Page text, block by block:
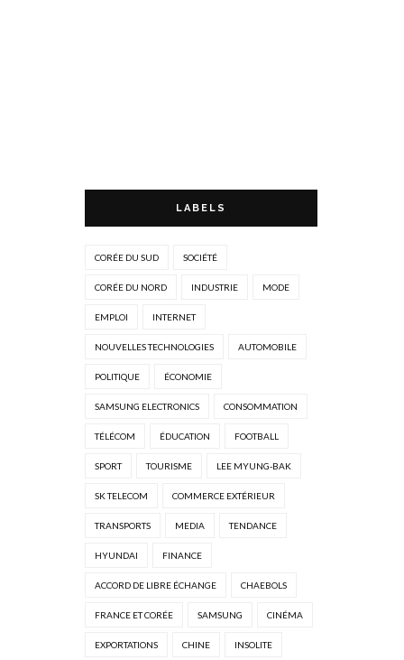
LABELS
CORÉE DU SUD SOCIÉTÉ
CORÉE DU NORD INDUSTRIE MODE
EMPLOI INTERNET
NOUVELLES TECHNOLOGIES AUTOMOBILE
POLITIQUE ÉCONOMIE
SAMSUNG ELECTRONICS CONSOMMATION
TÉLÉCOM ÉDUCATION FOOTBALL
SPORT TOURISME LEE MYUNG-BAK
SK TELECOM COMMERCE EXTÉRIEUR
TRANSPORTS MEDIA TENDANCE
HYUNDAI FINANCE
ACCORD DE LIBRE ÉCHANGE CHAEBOLS
FRANCE ET CORÉE SAMSUNG CINÉMA
EXPORTATIONS CHINE INSOLITE